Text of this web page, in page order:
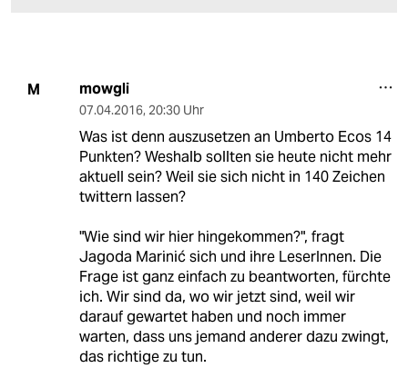
M mowgli
07.04.2016, 20:30 Uhr
Was ist denn auszusetzen an Umberto Ecos 14
Punkten? Weshalb sollten sie heute nicht mehr
aktuell sein? Weil sie sich nicht in 140 Zeichen
twittern lassen?
"Wie sind wir hier hingekommen?", fragt
Jagoda Marinić sich und ihre LeserInnen. Die
Frage ist ganz einfach zu beantworten, fürchte
ich. Wir sind da, wo wir jetzt sind, weil wir
darauf gewartet haben und noch immer
warten, dass uns jemand anderer dazu zwingt,
das richtige zu tun.